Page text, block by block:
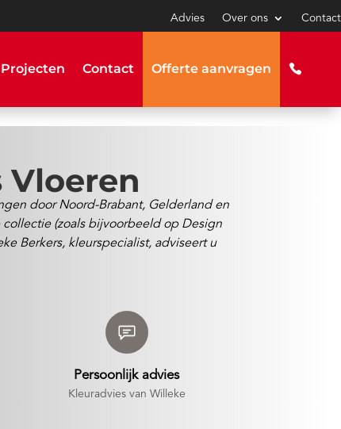
Advies Over ons Contact
Projecten Contact Offerte aanvragen
Vloeren
door Noord-Brabant, Gelderland en
(zoals bijvoorbeeld op Design
Berkers, kleurspecialist, adviseert u
Persoonlijk advies
Kleuradvies van Willeke